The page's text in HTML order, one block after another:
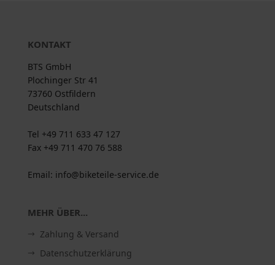
KONTAKT
BTS GmbH
Plochinger Str 41
73760 Ostfildern
Deutschland
Tel +49 711 633 47 127
Fax +49 711 470 76 588
Email: info@biketeile-service.de
MEHR ÜBER...
Zahlung & Versand
Datenschutzerklärung